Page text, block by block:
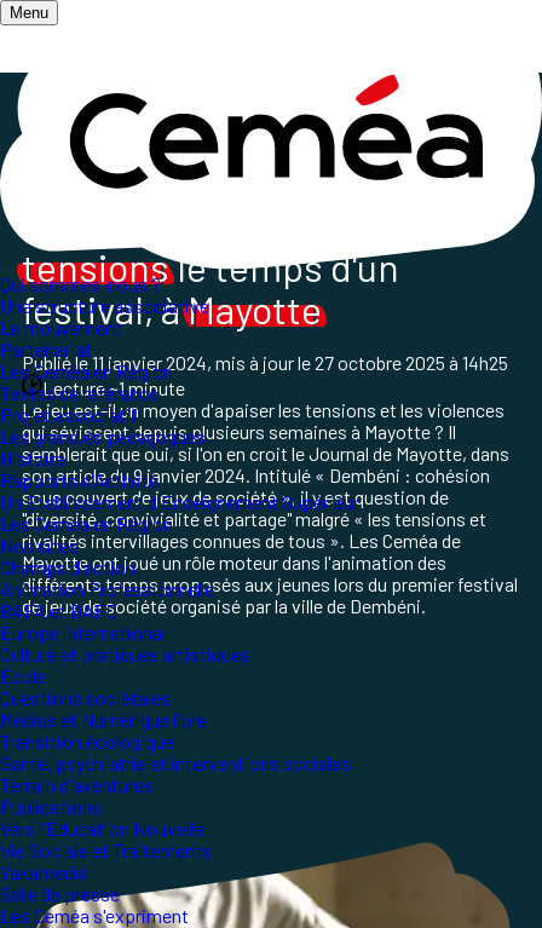
Menu
Qui sommes-nous ?
Une structure associative
Le mouvement
Partenariat
Les Ceméa en Région
Textes de référence
Projet associatif
Les grand.es pédagogues
Histoire
Rapports d'Activité
Un Etablissement d'Enseignement Supérieur
Les Ceméa en Région
Nos sites
Champs d'action
Animation Professionnelle
BAFA et BAFD
Europe international
Culture et pratiques artistiques
École
Questions sociétales
Médias et Numérique libre
Transition écologique
Santé, psychiatrie et interventions sociales
Terrain d'aventures
Publications
Vers l'Éducation Nouvelle
Vie Sociale et Traitements
Yakamedia
Salle de presse
Les Ceméa s'expriment
Accueil/ Qui sommes-nous ? / Les Ceméa en Région
Ceméa Mayotte acteurs d'un festival de jeux
tensionsle temps d'un
festival, àMayotte
Publié le11 janvier 2024, mis à jour le27 octobre 2025 à 14h25
Lecture ~1 minute
Le jeu est-il un moyen d'apaiser les tensions et les violences
qui sévissent depuis plusieurs semaines à Mayotte ? Il
semblerait que oui, si l'on en croit le Journal de Mayotte, dans
son article du 9 janvier 2024. Intitulé « Dembéni : cohésion
sous couvert de jeux de société », il y est question de
"diversité, convivialité et partage" malgré « les tensions et
rivalités intervillages connues de tous » . Les Ceméa de
Mayotte ont joué un rôle moteur dans l'animation des
différents temps proposés aux jeunes lors du premier festival
de jeux de société organisé par la ville de Dembéni.